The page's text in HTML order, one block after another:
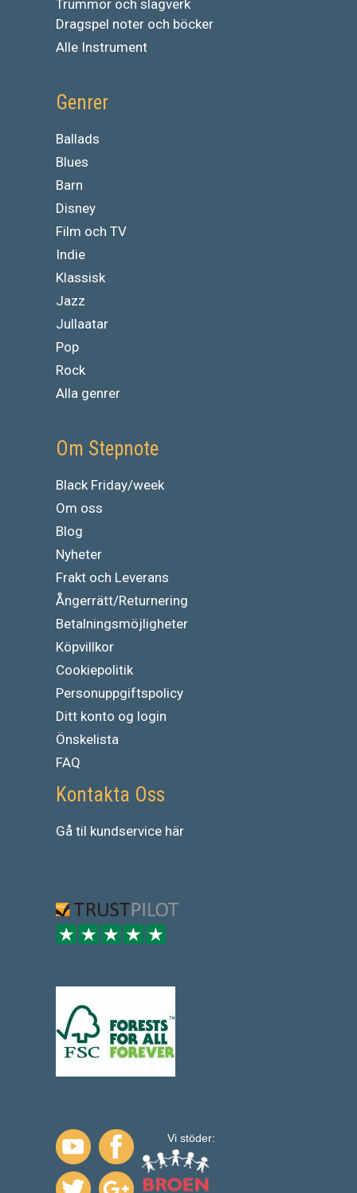
Trummor och slagverk
Dragspel noter och böcker
Alle Instrument
Genrer
Ballads
Blues
Barn
Disney
Film och TV
Indie
Klassisk
Jazz
Jullaatar
Pop
Rock
Alla genrer
Om Stepnote
Black Friday/week
Om oss
Blog
Nyheter
Frakt och Leverans
Ångerrätt/Returnering
Betalningsmöjligheter
Köpvillkor
Cookiepolitik
Personuppgiftspolicy
Ditt konto og login
Önskelista
FAQ
Kontakta Oss
Gå til kundservice här
Vi stöder: